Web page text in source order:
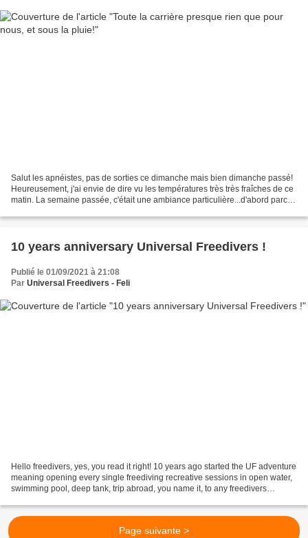
Salut les apnéistes, pas de sorties ce dimanche mais bien dimanche passé!
Heureusement, j'ai envie de dire vu les températures très très fraîches de ce
matin. La semaine passée, c'était une ambiance particulière...d'abord parce
10 years anniversary Universal Freedivers !
Publié le 01/09/2021 à 21:08
Par Universal Freedivers - Feli
Hello freedivers, yes, you read it right! 10 years ago started the UF adventure
meaning opening every single freediving recreative sessions in open water,
swimming pool, deep tank, trip abroad, you name it, to any freedivers
Page suivante >